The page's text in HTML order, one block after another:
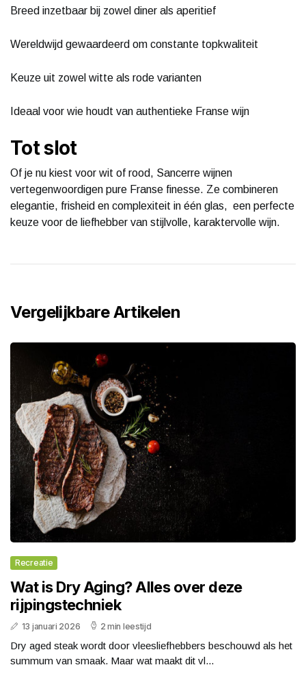
Breed inzetbaar bij zowel diner als aperitief
Wereldwijd gewaardeerd om constante topkwaliteit
Keuze uit zowel witte als rode varianten
Ideaal voor wie houdt van authentieke Franse wijn
Tot slot
Of je nu kiest voor wit of rood, Sancerre wijnen
vertegenwoordigen pure Franse finesse. Ze combineren
elegantie, frisheid en complexiteit in één glas, een perfecte
keuze voor de liefhebber van stijlvolle, karaktervolle wijn.
Vergelijkbare Artikelen
Recreatie
Wat is Dry Aging? Alles over deze
rijpingstechniek
13 januari 2026 2 min leestijd
Dry aged steak wordt door vleesliefhebbers beschouwd als het
summum van smaak. Maar wat maakt dit vl...